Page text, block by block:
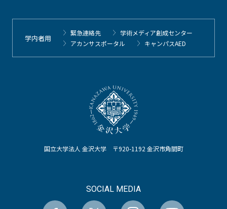
国立大学法人 金沢大学 〒920-1192 金沢市角間町
SOCIAL MEDIA
学内者用
緊急連絡先
学術メディア創成センター
アカンサスポータル
キャンパスAED